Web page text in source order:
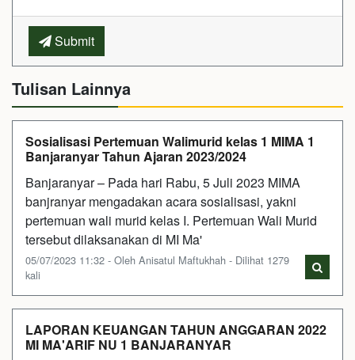
Submit
Tulisan Lainnya
Sosialisasi Pertemuan Walimurid kelas 1 MIMA 1
Banjaranyar Tahun Ajaran 2023/2024
Banjaranyar – Pada hari Rabu, 5 Juli 2023 MIMA
banjranyar mengadakan acara sosialisasi, yakni
pertemuan wali murid kelas I. Pertemuan Wali Murid
tersebut dilaksanakan di MI Ma'
05/07/2023 11:32 - Oleh Anisatul Maftukhah - Dilihat 1279
kali
LAPORAN KEUANGAN TAHUN ANGGARAN 2022
MI MA'ARIF NU 1 BANJARANYAR